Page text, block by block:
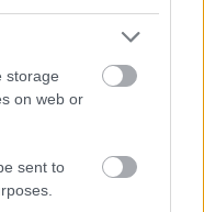
storage
on web or
sent to